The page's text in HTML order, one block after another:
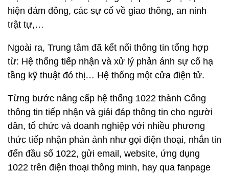
hiện đám đông, các sự cố về giao thông, an ninh
trật tự,…
Ngoài ra, Trung tâm đã kểt nối thông tin tổng hợp
từ: Hệ thống tiếp nhận và xử lý phản ánh sự cố hạ
tầng kỹ thuật đó thị… Hệ thống một cửa điện tử.
Từng bước nâng cấp hệ thống 1022 thành Cổng
thông tin tiếp nhận và giải đáp thông tin cho người
dân, tổ chức và doanh nghiệp với nhiều phương
thức tiếp nhận phản ảnh như gọi điện thoại, nhắn tin
đến đầu số 1022, gửi email, website, ứng dụng
1022 trên điện thoại thông minh, hay qua fanpage